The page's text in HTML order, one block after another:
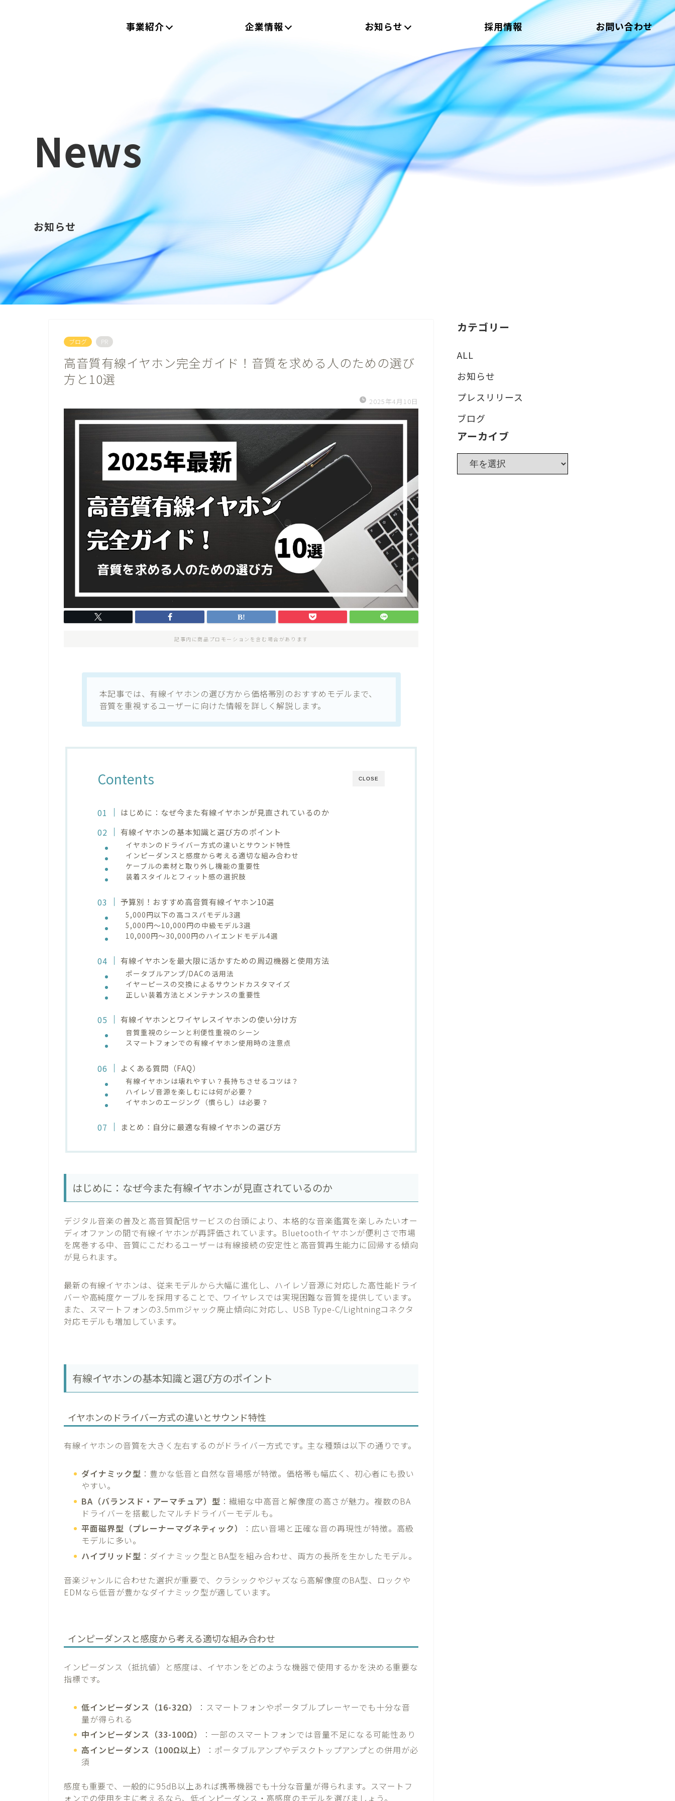
事業紹介 企業情報 お知らせ 採用情報 お問い合わせ
News
お知らせ
ブログ PR
高音質有線イヤホン完全ガイド！音質を求める人のための選び
方と10選
2025年4月10日
記事内に商品プロモーションを含む場合があります
本記事では、有線イヤホンの選び方から価格帯別のおすすめモデルまで、
音質を重視するユーザーに向けた情報を詳しく解説します。
CLOSE
Contents
はじめに：なぜ今また有線イヤホンが見直されているのか
有線イヤホンの基本知識と選び方のポイント
イヤホンのドライバー方式の違いとサウンド特性
インピーダンスと感度から考える適切な組み合わせ
ケーブルの素材と取り外し機能の重要性
装着スタイルとフィット感の選択肢
予算別！おすすめ高音質有線イヤホン10選
5,000円以下の高コスパモデル3選
5,000円～10,000円の中級モデル3選
10,000円～30,000円のハイエンドモデル4選
有線イヤホンを最大限に活かすための周辺機器と使用方法
ポータブルアンプ/DACの活用法
イヤーピースの交換によるサウンドカスタマイズ
正しい装着方法とメンテナンスの重要性
有線イヤホンとワイヤレスイヤホンの使い分け方
音質重視のシーンと利便性重視のシーン
スマートフォンでの有線イヤホン使用時の注意点
よくある質問（FAQ）
有線イヤホンは壊れやすい？長持ちさせるコツは？
ハイレゾ音源を楽しむには何が必要？
イヤホンのエージング（慣らし）は必要？
まとめ：自分に最適な有線イヤホンの選び方
はじめに：なぜ今また有線イヤホンが見直されているのか
デジタル音楽の普及と高音質配信サービスの台頭により、本格的な音楽鑑賞を楽しみたいオー
ディオファンの間で有線イヤホンが再評価されています。Bluetoothイヤホンが便利さで市場
を席巻する中、音質にこだわるユーザーは有線接続の安定性と高音質再生能力に回帰する傾向
が見られます。
最新の有線イヤホンは、従来モデルから大幅に進化し、ハイレゾ音源に対応した高性能ドライ
バーや高純度ケーブルを採用することで、ワイヤレスでは実現困難な音質を提供しています。
また、スマートフォンの3.5mmジャック廃止傾向に対応し、USB Type-C/Lightningコネクタ
対応モデルも増加しています。
有線イヤホンの基本知識と選び方のポイント
イヤホンのドライバー方式の違いとサウンド特性
有線イヤホンの音質を大きく左右するのがドライバー方式です。主な種類は以下の通りです。
ダイナミック型 ：豊かな低音と自然な音場感が特徴。価格帯も幅広く、初心者にも扱い
やすい。
BA（バランスド・アーマチュア）型 ：繊細な中高音と解像度の高さが魅力。複数のBA
ドライバーを搭載したマルチドライバーモデルも。
平面磁界型（プレーナーマグネティック）
：広い音場と正確な音の再現性が特徴。高級
モデルに多い。
ハイブリッド型 ：ダイナミック型とBA型を組み合わせ、両方の長所を生かしたモデル。
音楽ジャンルに合わせた選択が重要で、クラシックやジャズなら高解像度のBA型、ロックや
EDMなら低音が豊かなダイナミック型が適しています。
インピーダンスと感度から考える適切な組み合わせ
インピーダンス（抵抗値）と感度は、イヤホンをどのような機器で使用するかを決める重要な
指標です。
低インピーダンス（16-32Ω）
：スマートフォンやポータブルプレーヤーでも十分な音
量が得られる
中インピーダンス（33-100Ω）
：一部のスマートフォンでは音量不足になる可能性あり
高インピーダンス（100Ω以上）
：ポータブルアンプやデスクトップアンプとの併用が必
須
感度も重要で、一般的に95dB以上あれば携帯機器でも十分な音量が得られます。スマートフ
ォンでの使用を主に考えるなら、低インピーダンス・高感度のモデルを選びましょう。
カテゴリー
ALL
お知らせ
プレスリリース
ブログ
アーカイブ